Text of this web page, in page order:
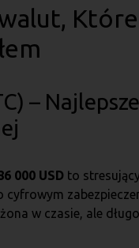
–
000 USD to
cyfrowym
w czasie, ale